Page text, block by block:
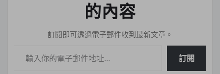
的內容
訂閱即可透過電子郵件收到最新文章。
訂閱